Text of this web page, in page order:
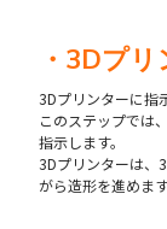
・3Dプ
3Dプリンターに指
このステップでは
指示します。
3Dプリンターは、
がら造形を進めます